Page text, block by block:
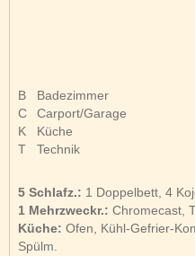
B
Badezimmer
C
Carport/Garage
K
Küche
T
Technik
5 Schlafz.: 1 Doppelbett, 4
1 Mehrzweckr.: Chromecast,
Küche: Ofen, Kühl-Gefrier-
Spülm.